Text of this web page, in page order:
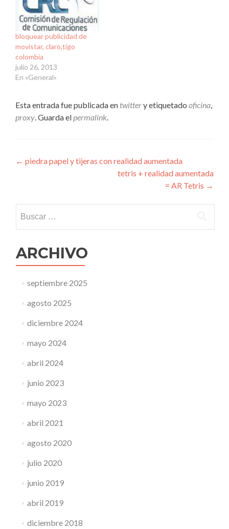
bloquear publicidad de
movistar, claro,tigo
colombia
julio 26, 2013
En «General»
Esta entrada fue publicada en twittery etiquetado oficina
proxy . Guarda el permalink
Navegación
← piedra papel y tijeras con realidad aumentada
tetris + realidad aumentada
= AR Tetris →
ARCHIVO
septiembre 2025
agosto 2025
diciembre 2024
mayo 2024
abril 2024
junio 2023
mayo 2023
abril 2021
agosto 2020
julio 2020
junio 2019
abril 2019
diciembre 2018